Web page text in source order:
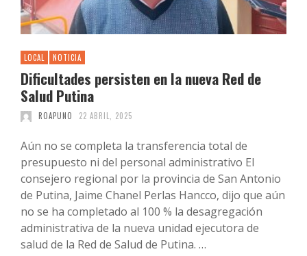
LOCAL NOTICIA
Dificultades persisten en la nueva Red de
Salud Putina
ROAPUNO 22 ABRIL, 2025
Aún no se completa la transferencia total de
presupuesto ni del personal administrativo El
consejero regional por la provincia de San Antonio
de Putina, Jaime Chanel Perlas Hancco, dijo que aún
no se ha completado al 100 % la desagregación
administrativa de la nueva unidad ejecutora de
salud de la Red de Salud de Putina. …